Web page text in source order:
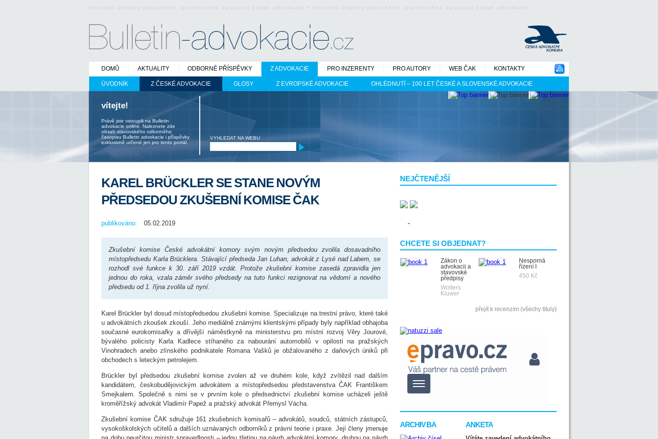
oficiální stránky odborného právnického časopisu české advokacie • oficiální stránky odborného právnického časopisu české advokacie
DOMŮ AKTUALITY ODBORNÉ PŘÍSPĚVKY Z ADVOKACIE
ÚVODNÍK Z ČESKÉ ADVOKACIE GLOSY Z EVROPSKÉ ADVOKACIE OHLÉDNUTÍ – 100 LET ČESKÉ A SLOVENSKÉ ADVOKACIE
PRO INZERENTY PRO AUTORY WEB ČAK KONTAKTY
vítejte!
Právě jste vstoupili na Bulletin
advokacie online. Naleznete zde
obsah stavovského odborného
časopisu Bulletin advokacie i příspěvky
exklusivně určené jen pro tento portál.
VYHLEDAT NA WEBU
NEJČTENĚJŠÍ
CHCETE SI OBJEDNAT?
Zákon o
advokacii a
stavovské
předpisy
Wolters
Kluwer
Nesporná
řízení I
450 Kč
přejít k recenzím (všechy tituly)
ARCHIV BA ANKETA
KAREL BRÜCKLER SE STANE NOVÝM
PŘEDSEDOU ZKUŠEBNÍ KOMISE ČAK
publikováno: 05.02.2019
Zkušební komise České advokátní komory svým novým předsedou zvolila dosavadního
místopředsedu Karla Brücklera. Stávající předseda Jan Luhan, advokát z Lysé nad Labem, se
rozhodl své funkce k 30. září 2019 vzdát. Protože zkušební komise zasedá zpravidla jen
jednou do roka, vzala záměr svého předsedy na tuto funkci rezignovat na vědomí a nového
předsedu od 1. října zvolila už nyní.
Karel Brückler byl dosud místopředsedou zkušební komise. Specializuje na trestní právo, které také
u advokátních zkoušek zkouší. Jeho mediálně známými klientskými případy byly například obhajoba
současné eurokomisařky a dřívější náměstkyně na ministerstvu pro místní rozvoj Věry Jourové,
bývalého policisty Karla Kadlece stíhaného za nabourání automobilů v opilosti na pražských
Vinohradech anebo zlínského podnikatele Romana Vašků je obžalovaného z daňových úniků při
obchodech s leteckým petrolejem.
Brückler byl předsedou zkušební komise zvolen až ve druhém kole, když zvítězil nad dalším
kandidátem, českobudějovickým advokátem a místopředsedou představenstva ČAK Františkem
Smejkalem. Společně s nimi se v prvním kole o předsednictví zkušební komise ucházeli ještě
kroměřížský advokát Vladimír Papež a pražský advokát Přemysl Vácha.
Zkušební komise ČAK sdružuje 161 zkušebních komisařů – advokátů, soudců, státních zástupců,
vysokoškolských učitelů a dalších uznávaných odborníků z právní teorie i praxe. Její členy jmenuje